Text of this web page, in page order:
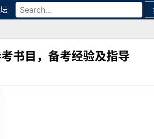
书目，备考经验及指导